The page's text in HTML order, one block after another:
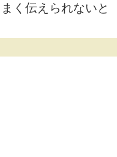
く伝えられないと